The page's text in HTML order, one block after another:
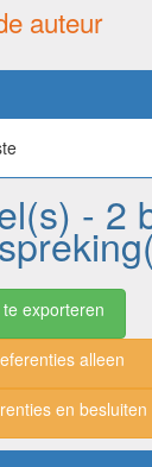
auteur
- 2
exporteren
alleen
en besluiten